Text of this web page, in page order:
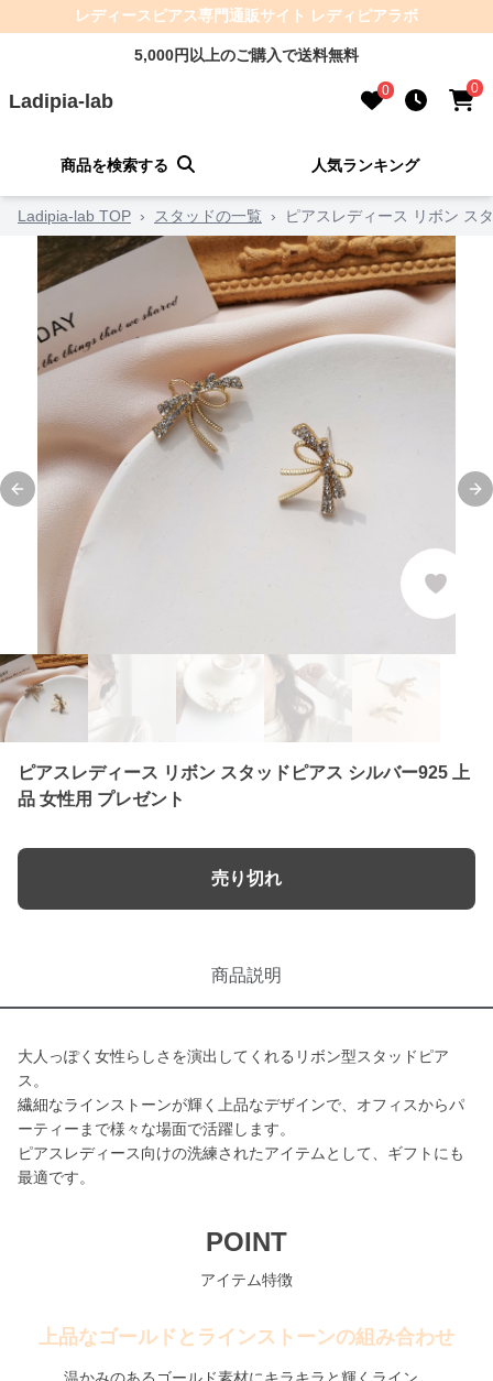
レディースピアス専門通販サイト レディピアラボ
5,000円以上のご購入で送料無料
Ladipia-lab 0 0
商品を検索する 人気ランキング
Ladipia-lab TOP › スタッドの一覧 › ピアスレディース リボン ス
Previous slide
ピアスレディース リボン スタッドピアス シルバー925 上
品 女性用 プレゼント
売り切れ
商品説明
大人っぽく女性らしさを演出してくれるリボン型スタッドピア
ス。
繊細なラインストーンが輝く上品なデザインで、オフィスからパ
ーティーまで様々な場面で活躍します。
ピアスレディース向けの洗練されたアイテムとして、ギフトにも
最適です。
POINT
アイテム特徴
上品なゴールドとラインストーンの組み合わせ